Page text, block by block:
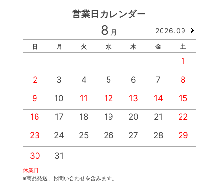
営業日カレンダー
8 月 2026.09
日 月 火 水 木 金 土
1
2
3 4 5 6 7
8
9
10 11 12 13 14
15
16
17 18 19 20 21
22
23
24 25 26 27 28 29
30 31
休業日
※商品発送、お問い合わせを含みます。